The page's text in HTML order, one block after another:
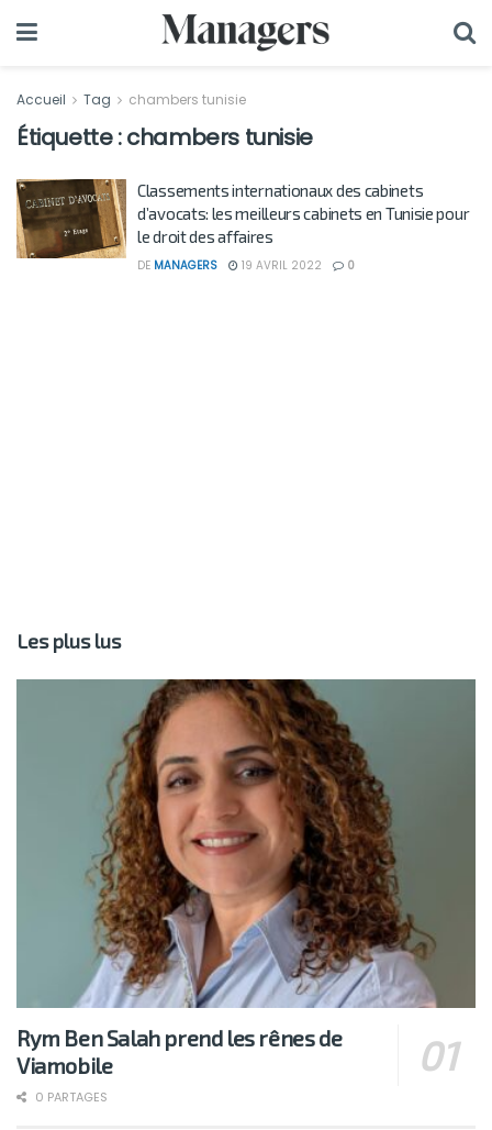
Accueil Tag chambers tunisie
Étiquette :chambers tunisie
Classements internationaux des cabinets
d’avocats: les meilleurs cabinets en Tunisie pour
le droit des affaires
DE MANAGERS 19 AVRIL 2022 0
Les plus lus
Rym Ben Salah prend les rênes de
Viamobile
0 PARTAGES